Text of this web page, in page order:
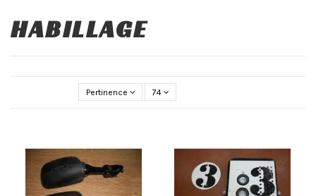
HABILLAGE
Pertinence 74